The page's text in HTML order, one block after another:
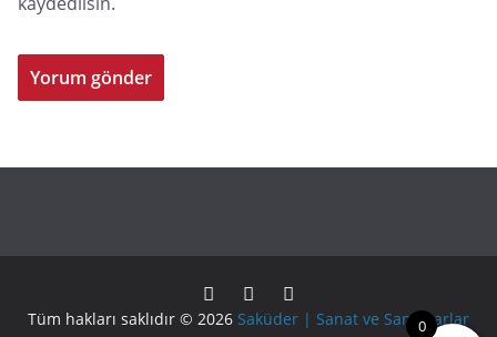
Tüm hakları saklıdır © 2026 Saküder | Sanat ve Sanatkarlar
0